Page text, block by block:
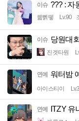
이슈 ??? : 자
꿻뻵뗗 Lv.90
이슈 당원대
진겟타원
연예 워터밤
아이스티이
연예 ITZY 유